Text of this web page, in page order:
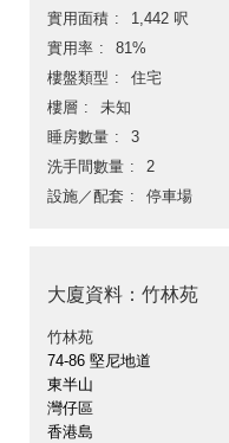
實用面積
1,442 呎
實用率
81%
樓盤類型
住宅
樓層
未知
睡房數量
3
洗手間數量
2
設施／配套
停車場
大廈資料：竹林苑
竹林苑
74-86 堅尼地道
東半山
灣仔區
香港島